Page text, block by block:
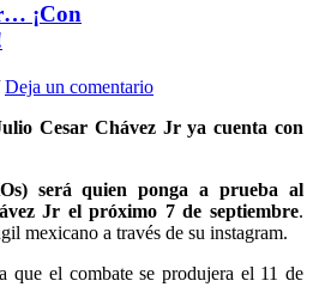
¡Con
Deja un comentario
Cesar Chávez Jr ya cuenta con
será quien ponga a prueba al
Jr el próximo 7 de septiembre.
mexicano a través de su instagram.
que el combate se produjera el 11 de